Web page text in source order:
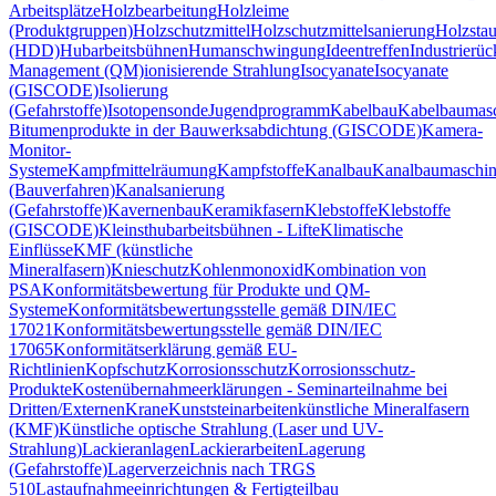
ArbeitsplätzeHolzbearbeitungHolzleime
(Produktgruppen)HolzschutzmittelHolzschutzmittelsanierung
(HDD)HubarbeitsbühnenHumanschwingungIdeentreffen
Management (QM)ionisierende StrahlungIsocyanateIsocyanate
(GISCODE)Isolierung
(Gefahrstoffe)IsotopensondeJugendprogrammKabelbau
Bitumenprodukte in der Bauwerksabdichtung (GISCODE)Kamera-
Monitor-
SystemeKampfmittelräumungKampfstoffeKanalbau
(Bauverfahren)Kanalsanierung
(Gefahrstoffe)KavernenbauKeramikfasernKlebstoffeKlebstoffe
(GISCODE)Kleinsthubarbeitsbühnen - LifteKlimatische
EinflüsseKMF (künstliche
Mineralfasern)KnieschutzKohlenmonoxidKombination von
PSAKonformitätsbewertung für Produkte und QM-
SystemeKonformitätsbewertungsstelle gemäß DIN/IEC
17021Konformitätsbewertungsstelle gemäß DIN/IEC
17065Konformitätserklärung gemäß EU-
RichtlinienKopfschutzKorrosionsschutzKorrosionsschutz-
ProdukteKostenübernahmeerklärungen - Seminarteilnahme bei
Dritten/ExternenKraneKunststeinarbeitenkünstliche Mineralfasern
(KMF)Künstliche optische Strahlung (Laser und UV-
Strahlung)LackieranlagenLackierarbeitenLagerung
(Gefahrstoffe)Lagerverzeichnis nach TRGS
510Lastaufnahmeeinrichtungen & Fertigteilbau